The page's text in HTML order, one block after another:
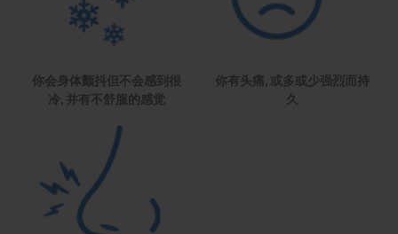
你会身体颤抖但不会感到很
冷, 并有不舒服的感觉
你有头痛, 或多或少强烈而持
久